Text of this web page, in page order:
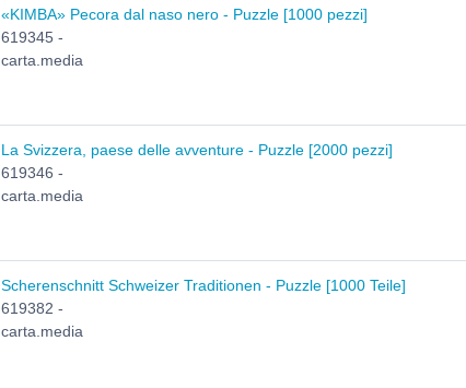
«KIMBA» Pecora dal naso nero - Puzzle [1000 pezzi]
619345 -
carta.media
La Svizzera, paese delle avventure - Puzzle [2000 pezzi]
619346 -
carta.media
Scherenschnitt Schweizer Traditionen - Puzzle [1000 Teile]
619382 -
carta.media